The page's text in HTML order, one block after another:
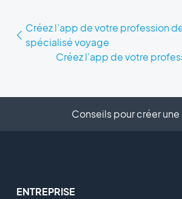
Créez l’app de votre profession
spécialisé voyage
Créez l’app de votre
Conseils pour créer
ENTREPRISE